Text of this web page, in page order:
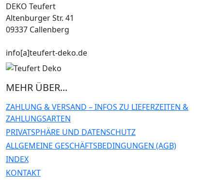
DEKO Teufert
Altenburger Str. 41
09337 Callenberg
info[a]teufert-deko.de
MEHR ÜBER...
ZAHLUNG & VERSAND – INFOS ZU LIEFERZEITEN &
ZAHLUNGSARTEN
PRIVATSPHÄRE UND DATENSCHUTZ
ALLGEMEINE GESCHÄFTSBEDINGUNGEN (AGB)
INDEX
KONTAKT